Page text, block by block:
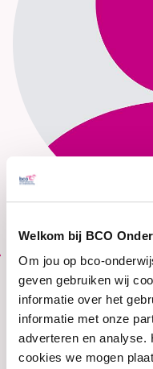
Welkom bij BCO
Om jou op bco-
geven gebruiken wij
informatie over het
informatie met onze
adverteren en analyse.
cookies we mogen
0773519284